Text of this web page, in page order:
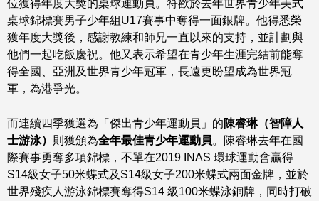
位獲得年度大獎的桌球運動員。符歡於去年世界青少年美式
桌球錦標賽男子少年組U17賽事中奪得一面銀牌。他得悉榮
獲年度大獎後，感謝教練和師兄一直以來的支持，並計劃與
他們一起吃飯慶祝。他又表示希望在青少年生涯完結前能奪
得全國、亞洲及世界青少年冠軍，長遠更盼望成為世界冠
軍，為港爭光。
而連續四季獲選為「傑出青少年運動員」的陳睿琳（智障人
士游泳） 則獲頒為全年最佳青少年運動員。陳睿琳去年在國
際賽事勇奪多項錦標，不單在2019 INAS 環球運動會贏得
S14級女子50米蝶式及S14級女子200米蝶式兩面金牌，並於
世界殘疾人游泳錦標賽奪得S14 級100米蝶泳銅牌，同時打破